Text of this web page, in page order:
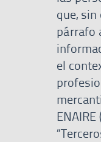
que,
párrafo
el